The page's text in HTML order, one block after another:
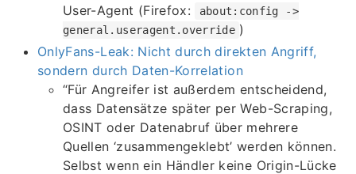
User-Agent (Firefox:
about:config ->
general.useragent.override )
OnlyFans-Leak: Nicht durch direkten Angriff,
sondern durch Daten-Korrelation
“Für Angreifer ist außerdem entscheidend,
dass Datensätze später per Web-Scraping,
OSINT oder Datenabruf über mehrere
Quellen ‘zusammengeklebt’ werden können.
Selbst wenn ein Händler keine Origin-Lücke